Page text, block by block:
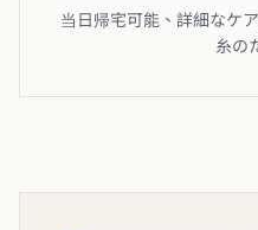
当日帰宅可能、詳細なケ
糸の